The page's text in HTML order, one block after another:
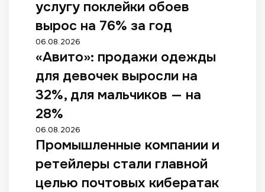
услугу поклейки обоев
вырос на 76% за год
06.08.2026
«Авито»: продажи одежды
для девочек выросли на
32%, для мальчиков — на
28%
06.08.2026
Промышленные компании и
ретейлеры стали главной
целью почтовых кибератак